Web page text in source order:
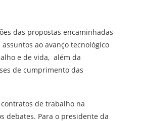
das propostas encaminhadas
ao avanço tecnológico
e de vida, além da
de cumprimento das
de trabalho na
debates. Para o presidente da